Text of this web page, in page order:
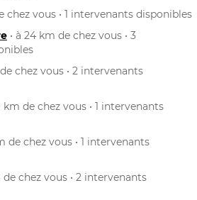
chez vous • 1 intervenants disponibles
• à 24 km de chez vous • 3
de chez vous • 2 intervenants
km de chez vous • 1 intervenants
de chez vous • 1 intervenants
de chez vous • 2 intervenants